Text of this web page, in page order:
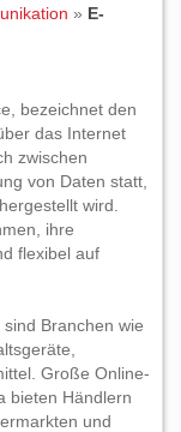
» E-
bezeichnet den
das Internet
zwischen
von Daten statt,
wird.
ihre
flexibel auf
Branchen wie
Große Online-
bieten Händlern
und